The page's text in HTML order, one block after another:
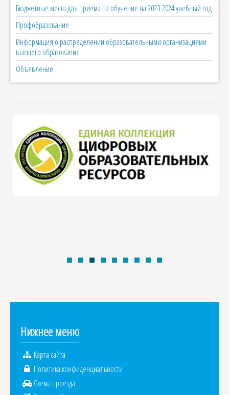
Бюджетные места для приема на обучение на 2023-2024 учебный год
Профобразование
Информация о распределении образовательными организациями
высшего образования
Объявление
Нижнее меню
Карта сайта
Политика конфиденциальности
Схема проезда